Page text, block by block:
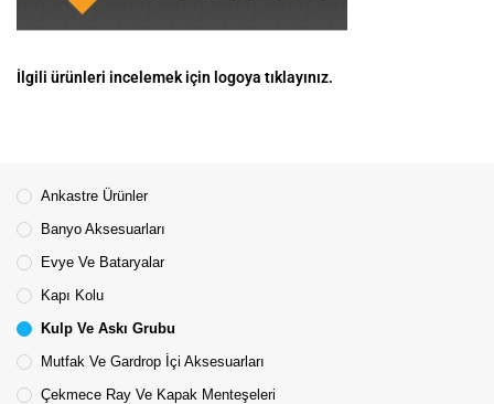
Ankastre Ürünler
Banyo Aksesuarları
Evye Ve Bataryalar
Kapı Kolu
Kulp Ve Askı Grubu
Mutfak Ve Gardrop İçi Aksesuarları
Çekmece Ray Ve Kapak Menteşeleri
İlgili ürünleri incelemek için logoya tıklayınız.